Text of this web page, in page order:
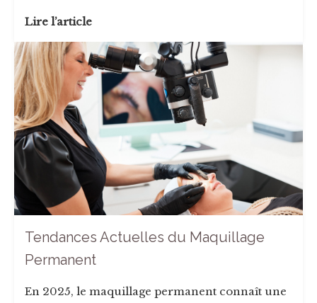
Lire l’article
Tendances Actuelles du Maquillage
Permanent
En 2025, le maquillage permanent connaît une